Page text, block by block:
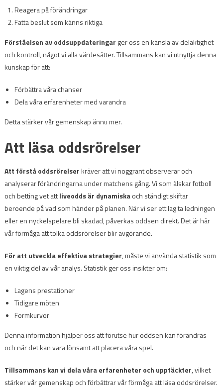
Reagera på förändringar
Fatta beslut som känns riktiga
Förståelsen av oddsuppdateringar ger oss en känsla av delaktighet
och kontroll, något vi alla värdesätter. Tillsammans kan vi utnyttja denna
kunskap för att:
Förbättra våra chanser
Dela våra erfarenheter med varandra
Detta stärker vår gemenskap ännu mer.
Att läsa oddsrörelser
Att förstå oddsrörelserkräver att vi noggrant observerar och
analyserar förändringarna under matchens gång. Vi som älskar fotboll
och betting vet attliveodds är dynamiskaoch ständigt skiftar
beroende på vad som händer på planen. När vi ser ett lag ta ledningen
eller en nyckelspelare bli skadad, påverkas oddsen direkt. Det är här
vår förmåga att tolka oddsrörelser blir avgörande.
För att utveckla effektiva strategier, måste vi använda statistik som
en viktig del av vår analys. Statistik ger oss insikter om:
Lagens prestationer
Tidigare möten
Formkurvor
Denna information hjälper oss att förutse hur oddsen kan förändras
och när det kan vara lönsamt att placera våra spel.
Tillsammans kan vi dela våra erfarenheter och upptäckter, vilket
stärker vår gemenskap och förbättrar vår förmåga att läsa oddsrörelser.